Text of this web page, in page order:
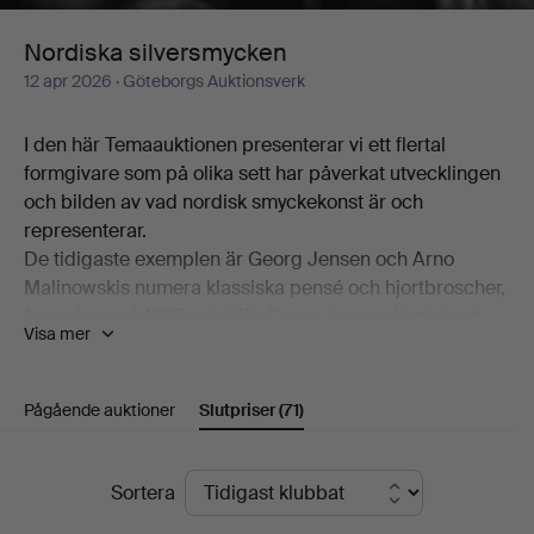
Nordiska silversmycken
12 apr 2026 · Göteborgs Auktionsverk
I den här Temaauktionen presenterar vi ett flertal
formgivare som på olika sett har påverkat utvecklingen
och bilden av vad nordisk smyckekonst är och
representerar.
De tidigaste exemplen är Georg Jensen och Arno
Malinowskis numera klassiska pensé och hjortbroscher,
nouveau och art déco-stil.
samarbete med Georg Jensen. Hennes formgivning var
banbrytande för sin funktionella elegans och
samtida och efterföljande konstnärer i de nordiska
Visa mer
Pågående auktioner Slutpriser(71)
SlutpriserSortera